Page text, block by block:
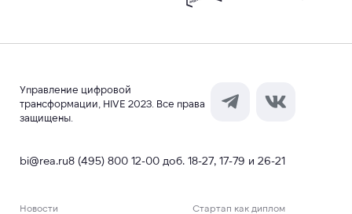
Управление цифровой
трансформации, HIVE 2023. Все права
защищены.
bi@rea.ru8 (495) 800 12-00 доб. 18-27, 17-79 и 26-21
Новости Стартап как диплом